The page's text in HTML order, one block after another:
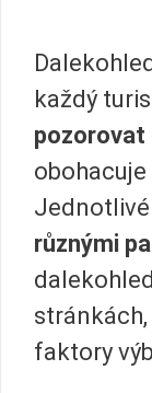
každý
pozorovat
Jednotlivé
různými
faktory